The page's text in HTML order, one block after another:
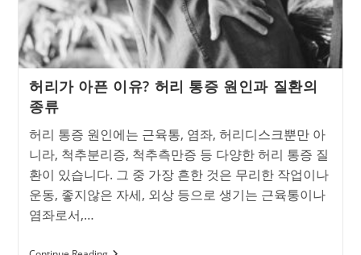
척
추
분
리
증
이
란?
허리가 아픈 이유? 허리 통증 원인과 질환의
종류
허리 통증 원인에는 근육통, 염좌, 허리디스크뿐만 아
니라, 척추분리증, 척추측만증 등 다양한 허리 통증 질
환이 있습니다. 그 중 가장 흔한 것은 무리한 작업이나
운동, 좋지않은 자세, 외상 등으로 생기는 근육통이나
염좌로서,…